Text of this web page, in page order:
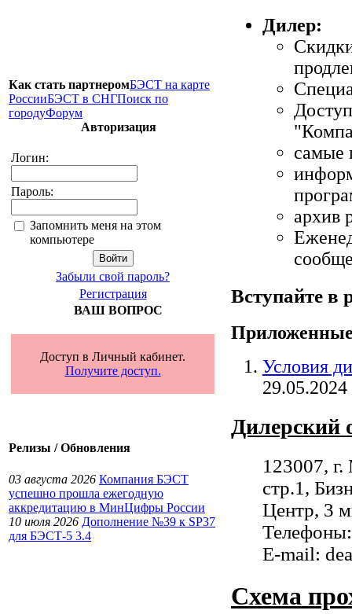
Как стать партнеромБЭСТ на карте
РоссииБЭСТ в СНГПоиск по
городуФорум
Авторизация
Логин:
Пароль:
Запомнить меня на этом
компьютере
Забыли свой пароль?
Регистрация
ВАШ ВОПРОС
Доступ в Личный кабинет.
Получите доступ.
Релизы / Обновления
03 августа 2026 Компания БЭСТ
успешно прошла ежегодную
аккредитацию в МинЦифры России
10 июля 2026 Дополнение №39 к SP37
для БЭСТ-5 3.4
Дилер:
самые
архив
Вступайте в
Условия
Дилерский
123007,
стр.1,
Центр, 3
E-mail:
Схема